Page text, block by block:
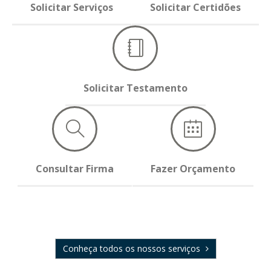
Solicitar Serviços Solicitar Certidões
Solicitar Testamento
Consultar Firma Fazer Orçamento
Conheça todos os nossos serviços